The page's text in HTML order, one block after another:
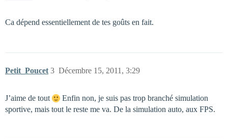
Ca dépend essentiellement de tes goûts en fait.
Petit_Poucet Décembre 15, 2011, 3:29
3
J’aime de tout
Enfin non, je suis pas trop branché simulation
sportive, mais tout le reste me va. De la simulation auto, aux FPS.